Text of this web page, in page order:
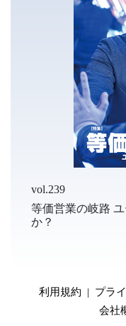
vol.239
等価営業の岐路
か？
利用規約 | プラ
会社